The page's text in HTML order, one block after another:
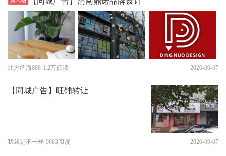
北方的海888 1.2万阅读 2020-09-07
【同城广告】旺铺转让
我就是不一样 9683阅读 2020-09-07